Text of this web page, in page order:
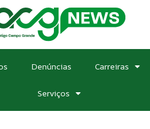
Denúncias Carreiras
Serviços